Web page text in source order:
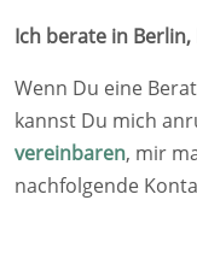
Ich berate in
Wenn Du eine
kannst Du mich
vereinbaren, mir
nachfolgende